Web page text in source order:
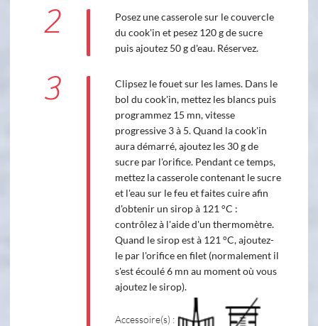
2
Posez une casserole sur le couvercle
du cook'in et pesez 120 g de sucre
puis ajoutez 50 g d'eau. Réservez.
3
Clipsez le fouet sur les lames. Dans le
bol du cook'in, mettez les blancs puis
programmez 15 mn, vitesse
progressive 3 à 5. Quand la cook'in
aura démarré, ajoutez les 30 g de
sucre par l'orifice. Pendant ce temps,
mettez la casserole contenant le sucre
et l'eau sur le feu et faites cuire afin
d'obtenir un sirop à 121 °C :
contrôlez à l'aide d'un thermomètre.
Quand le sirop est à 121 °C, ajoutez-
le par l'orifice en filet (normalement il
s'est écoulé 6 mn au moment où vous
ajoutez le sirop).
Accessoire(s) :